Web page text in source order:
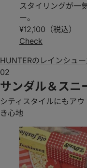
スタイリングが一
ー。
¥12,100（税込）
Check
HUNTERのレインシュ
02
サンダル＆スニ
シティスタイルにもア
き心地